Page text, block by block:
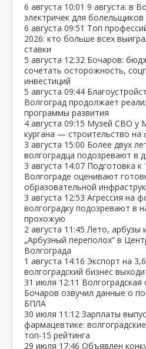
6 августа 10:01 9 августа: в
электричек для болельщиков
6 августа 09:51 Топ
2026: кто больше всех
ставки
5 августа 12:32 Бочаров:
сочетать осторожность,
инвестиций
5 августа 09:44
Волгоград продолжает
программы развития
4 августа 09:15 Музей СВО у
кургана — строительство
3 августа 15:00 Более двух
волгоградца подозревают в
3 августа 14:07 Подготовка к
Волгограде оценивают
образовательной
3 августа 12:53 Агрессия на
волгоградку подозревают в
прохожую
2 августа 11:45 Лето, арбузы
„Арбузный переполох“ в
Волгограда
1 августа 14:16 Экспорт на
волгоградский бизнес
31 июля 12:11
Бочаров озвучил данные о
БПЛА
30 июля 11:12 Зарплаты
фармацевтике:
топ‑15 рейтинга
29 июля 17:46 Объявлен